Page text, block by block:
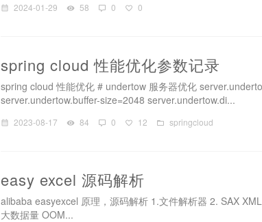
2024-01-29 58 0 0
spring cloud 性能优化参数记录
spring cloud 性能优化 # undertow 服务器优化
server.undertow.buffer-size=2048 server.undertow.di...
2023-08-17 84 0 12 springcloud
easy excel 源码解析
alibaba easyexcel 原理，源码解析 1.文件解析器 2. SAX
大数据量 OOM...